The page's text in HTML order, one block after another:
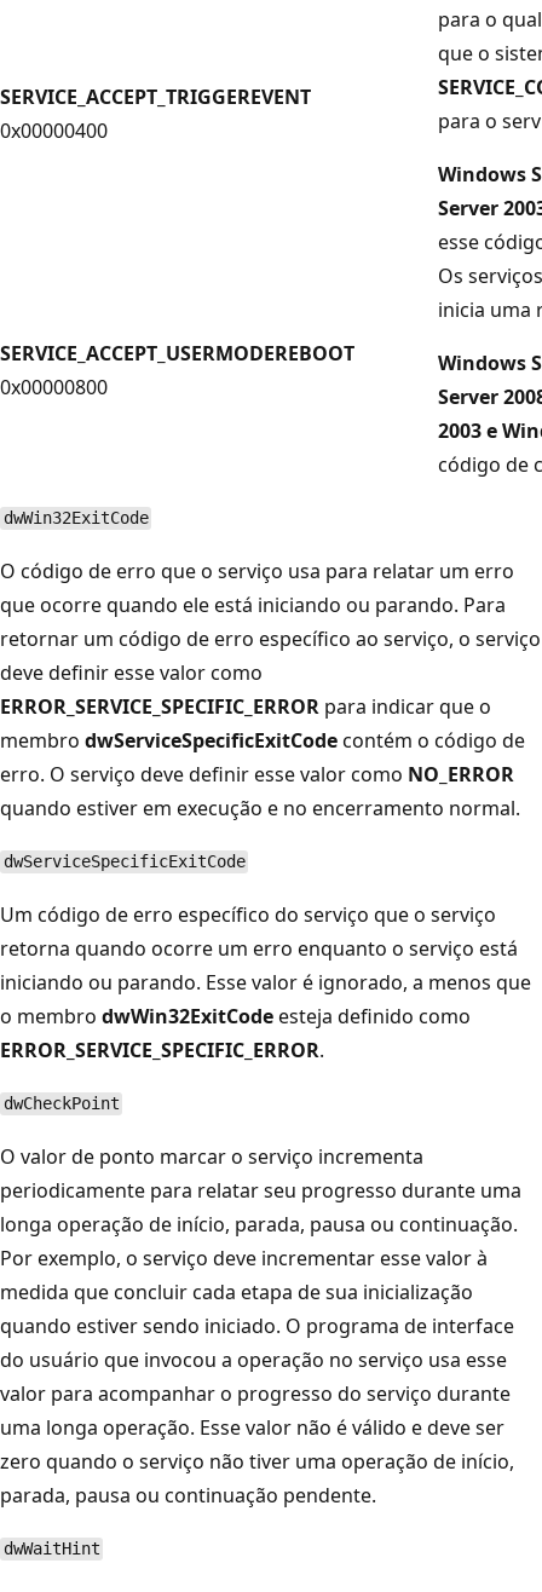
SERVICE_ACCEPT_TRIGGEREVENT
0x00000400
para o
que o
para o
Windows
Server
esse
SERVICE_ACCEPT_USERMODEREBOOT
0x00000800
Os
inicia uma
Windows
Server
2003 e
código de
dwWin32ExitCode
O código de erro que o serviço usa para relatar um erro
que ocorre quando ele está iniciando ou parando. Para
retornar um código de erro específico ao serviço, o serviço
deve definir esse valor como
ERROR_SERVICE_SPECIFIC_ERROR para indicar que o
membro dwServiceSpecificExitCodecontém o código de
erro. O serviço deve definir esse valor como NO_ERROR
quando estiver em execução e no encerramento normal.
dwServiceSpecificExitCode
Um código de erro específico do serviço que o serviço
retorna quando ocorre um erro enquanto o serviço está
iniciando ou parando. Esse valor é ignorado, a menos que
o membro dwWin32ExitCodeesteja definido como
ERROR_SERVICE_SPECIFIC_ERROR.
dwCheckPoint
O valor de ponto marcar o serviço incrementa
periodicamente para relatar seu progresso durante uma
longa operação de início, parada, pausa ou continuação.
Por exemplo, o serviço deve incrementar esse valor à
medida que concluir cada etapa de sua inicialização
quando estiver sendo iniciado. O programa de interface
do usuário que invocou a operação no serviço usa esse
valor para acompanhar o progresso do serviço durante
uma longa operação. Esse valor não é válido e deve ser
zero quando o serviço não tiver uma operação de início,
parada, pausa ou continuação pendente.
dwWaitHint